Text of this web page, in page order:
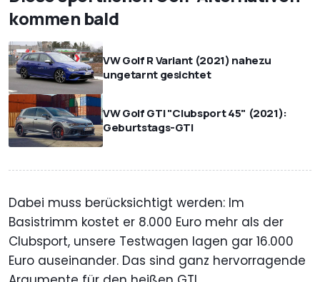
kommen bald
VW Golf R Variant (2021) nahezu
ungetarnt gesichtet
VW Golf GTI "Clubsport 45" (2021):
Geburtstags-GTI
Dabei muss berücksichtigt werden: Im
Basistrimm kostet er 8.000 Euro mehr als der
Clubsport, unsere Testwagen lagen gar 16.000
Euro auseinander. Das sind ganz hervorragende